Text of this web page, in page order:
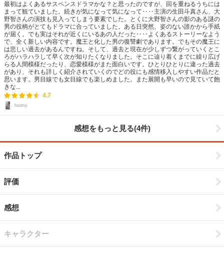
最初はよくあるサスペンスドラマかな？と思ったのですが、回を重ねるうちには
まって観ていました。続きが気になって気になって‥‥主演の生田斗真さん、大
野智さんの演技も見入ってしまう要素でした。とくに大野智さんの影のある謎の
男の役柄がとてもドラマに合っていました。ある日突然、姿のない誰かから手紙
が届く。でも実はそれが近くにいるあの人だった‥‥よくあるストーリーなよう
で、全く新しい内容です。魔王と化した男の復讐劇であります。でもその魔王に
は悲しい過去があるんですね。そして、過去と現在が少しずつ繋がっていくとこ
ろがハラハラして早く次が知りたくなりました。そこに辿り着くまでに繰り広げ
らる人間模様だったり、恋愛模様がまた面白いです。ひとりひとりに違った過去
があり、それも詳しく紹介されていくのでどの役にも感情移入しやすい作品だと
思います。男目線でも女目線でも楽しめました。また展開も早いので見ていて飽
きな...
4.7
foomy
感想をもっと見る(4件)
作品トップ
評価
感想
キャラクター